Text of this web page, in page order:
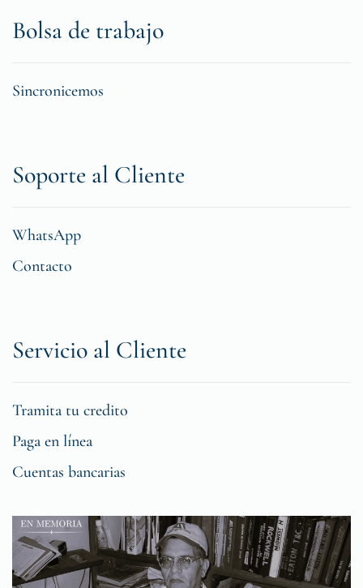
Bolsa de trabajo
Sincronicemos
Soporte al Cliente
WhatsApp
Contacto
Servicio al Cliente
Tramita tu credito
Paga en línea
Cuentas bancarias